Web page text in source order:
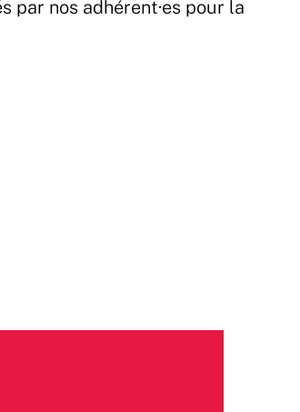
par nos adhérent·es pour la